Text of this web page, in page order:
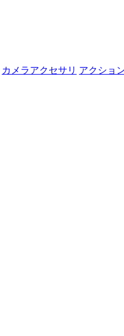
カメラアクセサリ アクショ